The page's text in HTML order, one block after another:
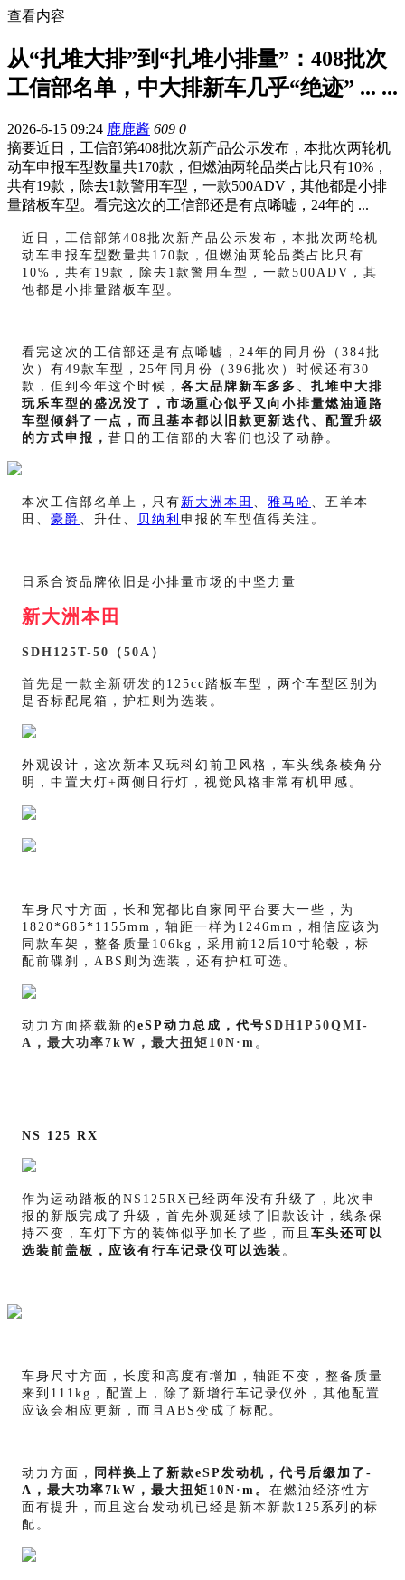
查看内容
从“扎堆大排”到“扎堆小排量”：408批次
工信部名单，中大排新车几乎“绝迹” ... ...
2026-6-15 09:24 鹿鹿酱 609 0
摘要近日，工信部第408批次新产品公示发布，本批次两轮机
动车申报车型数量共170款，但燃油两轮品类占比只有10%，
共有19款，除去1款警用车型，一款500ADV，其他都是小排
量踏板车型。看完这次的工信部还是有点唏嘘，24年的 ...
近日，工信部第408批次新产品公示发布，本批次两轮机
动车申报车型数量共170款，但燃油两轮品类占比只有
10%，共有19款，除去1款警用车型，一款500ADV，其
他都是小排量踏板车型。
看完这次的工信部还是有点唏嘘， 24年的同月份（384批
次）有49款车型，25年同月份（396批次）时候还有30
款 ， 但 到今年这个时候， 各大品牌新车多多、扎堆中大排
玩乐车型的盛况没了，市场重心似乎又向小排量燃油通路
车型倾斜了一点，而且基本都以旧款更新迭代、配置升级
的方式申报， 昔日的工信部的大客们也没了动静。
本次工信部名单上，只有 新大洲本田 雅马哈
、五羊本
田、 豪爵 、升仕、 贝纳利 申报的车型值得关注。
日系合资品牌依旧是小排量市场的中坚力量
新大洲本田
SDH125T-50（50A）
首先是一款全新研发的 125cc踏板车型，两个车型区别为
是否标配尾箱，护杠则为选装。
外观设计，这次新本又玩科幻前卫风格，车头线条棱角分
明，中置大灯+两侧日行灯，视觉风格非常有机甲感。
车身尺寸方面，长和宽都比自家同平台要大一些，为
1820*685*1155mm，轴距一样为1246mm，相信应该为
同款车架，整备质量106kg，采用前12后10寸轮毂，标
配前碟刹，ABS则为选装，还有护杠可选。
动力方面搭载新的 eSP动力总成，代号SDH1P50QMI-
A，最大功率7kW，最大扭矩10N·m 。
NS 125 RX
作为运动踏板的NS125RX已经两年没有升级了，此次申
报的新版完成了升级，首先外观延续了旧款设计，线条保
持不变，车灯下方的装饰似乎加长了些，而且 车头还可以
选装前盖板，应该有行车记录仪可以选装 。
车身尺寸方面，长度和高度有增加，轴距不变，整备质量
来到111kg，配置上，除了新增行车记录仪外，其他配置
应该会相应更新，而且ABS变成了标配。
动力方面， 同样换上了新款eSP发动机，代号后缀加了-
A，最大功率7kW，最大扭矩10N·m。 在燃油经济性方
面有提升，而且这台发动机已经是新本新款125系列的标
配。